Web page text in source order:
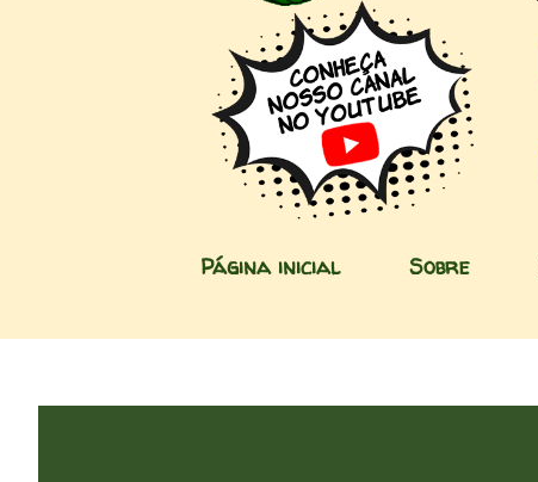
Página inicial Sobre